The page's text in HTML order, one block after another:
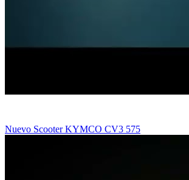
Nuevo Scooter KYMCO CV3 575